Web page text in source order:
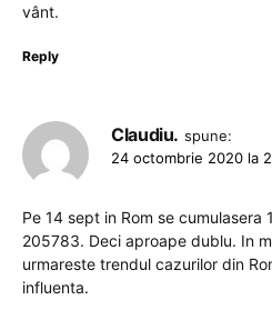
vânt.
Reply
Claudiu. spune:
24 octombrie 2020 la
Pe 14 sept in Rom se
205783. Deci aproape dublu. In
urmareste trendul cazurilor din
influenta.